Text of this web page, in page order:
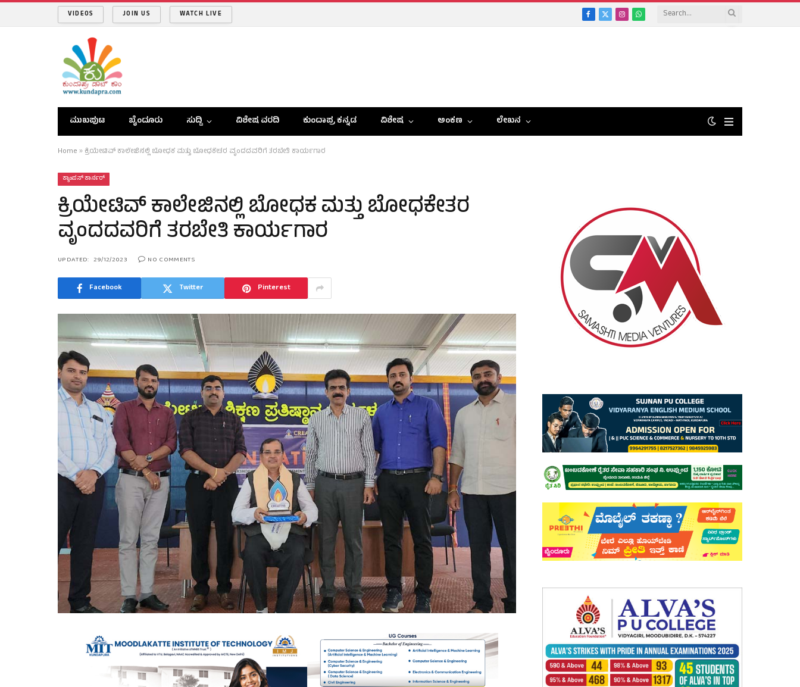
VIDEOS JOIN US WATCH LIVE Facebook
X
InstagramWhatsApp
ಮುಖಪುಟ ಬೈಂದೂರು ಸುದ್ದಿ ವಿಶೇಷ ವರದಿ ಕುಂದಾಪ್ರ ಕನ್ನಡ ವಿಶೇಷ ಅಂಕಣ ಲೇಖನ
Home »ಕ್ರಿಯೇಟಿವ್‌ ಕಾಲೇಜಿನಲ್ಲಿ ಬೋಧಕ ಮತ್ತು ಬೋಧಕೇತರ ವೃಂದದವರಿಗೆ ತರಬೇತಿ ಕಾರ್ಯಗಾರ
ಕ್ಯಾಂಪಸ್ ಕಾರ್ನರ್
ಕ್ರಿಯೇಟಿವ್‌ ಕಾಲೇಜಿನಲ್ಲಿ ಬೋಧಕ ಮತ್ತು ಬೋಧಕೇತರ
ವೃಂದದವರಿಗೆ ತರಬೇತಿ ಕಾರ್ಯಗಾರ
UPDATED: 29/12/2023 NO COMMENTS
Facebook Twitter Pinterest